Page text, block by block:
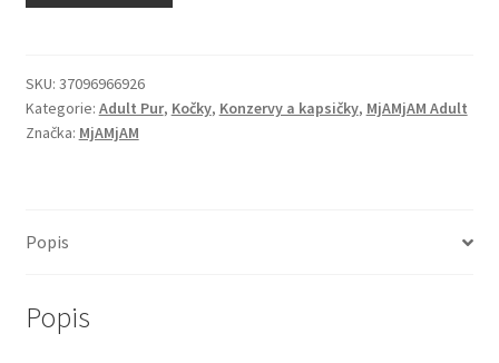
Odpočívadla pro kočky
Pamlsky pro kočky
Škrabadla pro kočky
SKU: 37096966926
Kategorie: Adult Pur, Kočky, Konzervy a kapsičky, MjAMjAM Adult
Značka: MjAMjAM
Popis
Popis